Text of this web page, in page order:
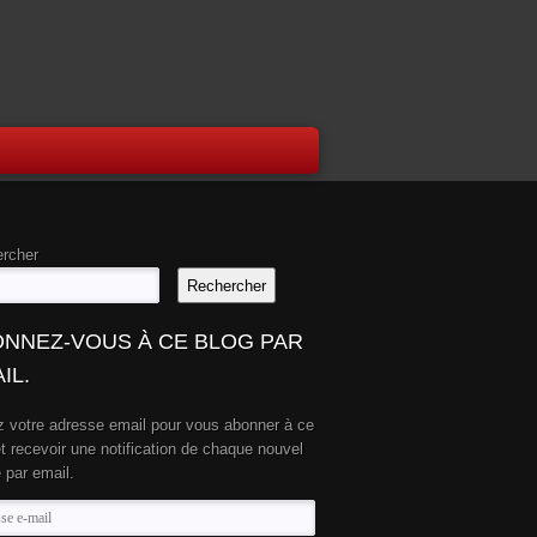
Rechercher
VOUS À CE BLOG PAR
votre adresse email pour vous abonner à ce
recevoir une notification de chaque nouvel
par email.